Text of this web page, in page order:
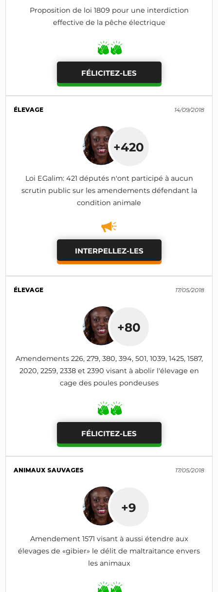
Proposition de loi 1809 pour une interdiction
effective de la pêche électrique
FÉLICITEZ-LES
ÉLEVAGE 14/09/2018
+420
Loi EGalim: 421 députés n'ont participé à aucun
scrutin public sur les amendements défendant la
condition animale
INTERPELLEZ-LES
ÉLEVAGE 17/05/2018
+80
Amendements 226, 279, 380, 394, 501, 1039, 1425, 1587,
2020, 2259, 2338 et 2390 visant à abolir l'élevage en
cage des poules pondeuses
FÉLICITEZ-LES
ANIMAUX SAUVAGES 17/05/2018
+9
Amendement 1571 visant à aussi étendre aux
élevages de «gibier» le délit de maltraitance envers
les animaux